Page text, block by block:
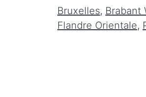
Bruxelles, Brabant
Flandre Orientale,